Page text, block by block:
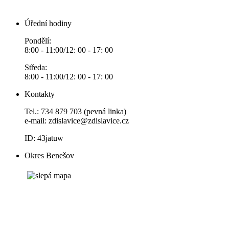
Úřední hodiny
Pondělí:
8:00 - 11:00/12: 00 - 17: 00
Středa:
8:00 - 11:00/12: 00 - 17: 00
Kontakty
Tel.: 734 879 703 (pevná linka)
e-mail: zdislavice@zdislavice.cz
ID: 43jatuw
Okres Benešov